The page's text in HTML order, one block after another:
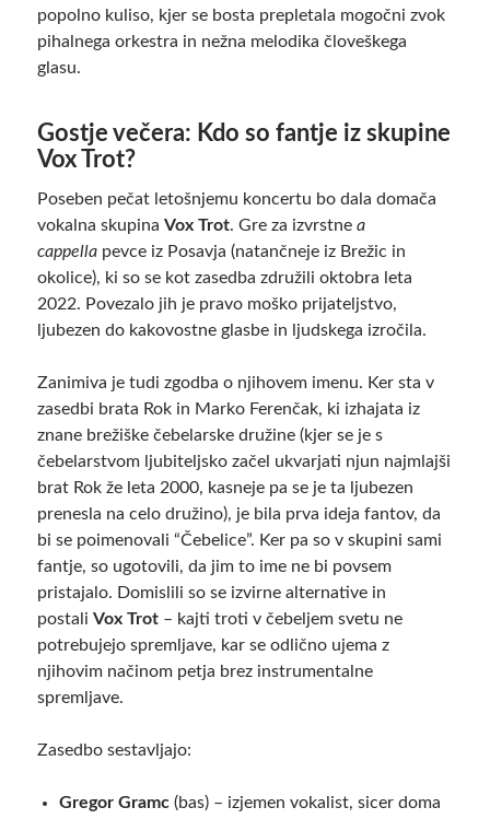
popolno kuliso, kjer se bosta prepletala mogočni zvok
pihalnega orkestra in nežna melodika človeškega
glasu.
Gostje večera: Kdo so fantje iz skupine
Vox Trot?
Poseben pečat letošnjemu koncertu bo dala domača
vokalna skupina Vox Trot. Gre za izvrstne a
cappellapevce iz Posavja (natančneje iz Brežic in
okolice), ki so se kot zasedba združili oktobra leta
2022. Povezalo jih je pravo moško prijateljstvo,
ljubezen do kakovostne glasbe in ljudskega izročila.
Zanimiva je tudi zgodba o njihovem imenu. Ker sta v
zasedbi brata Rok in Marko Ferenčak, ki izhajata iz
znane brežiške čebelarske družine (kjer se je s
čebelarstvom ljubiteljsko začel ukvarjati njun najmlajši
brat Rok že leta 2000, kasneje pa se je ta ljubezen
prenesla na celo družino), je bila prva ideja fantov, da
bi se poimenovali “Čebelice”. Ker pa so v skupini sami
fantje, so ugotovili, da jim to ime ne bi povsem
pristajalo. Domislili so se izvirne alternative in
postali Vox Trot– kajti troti v čebeljem svetu ne
potrebujejo spremljave, kar se odlično ujema z
njihovim načinom petja brez instrumentalne
spremljave.
Zasedbo sestavljajo:
Gregor Gramc(bas) – izjemen vokalist, sicer doma